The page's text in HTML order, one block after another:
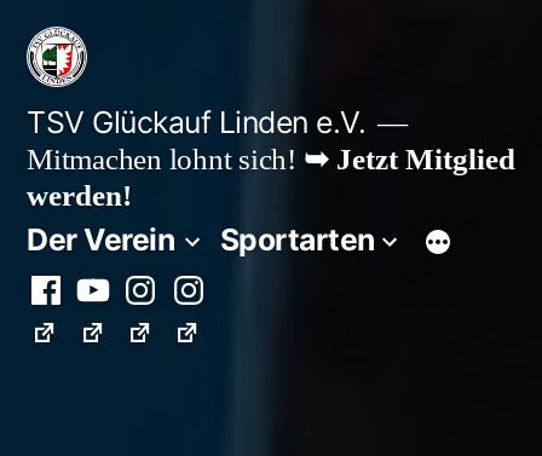
Zum
Inhalt
springen
TSV Glückauf Linden e.V.
Mitmachen lohnt sich! ➥ Jetzt Mitglied
werden!
Der Verein Sportarten
Facebook
YoutubeInstagramInstagram
Fußball